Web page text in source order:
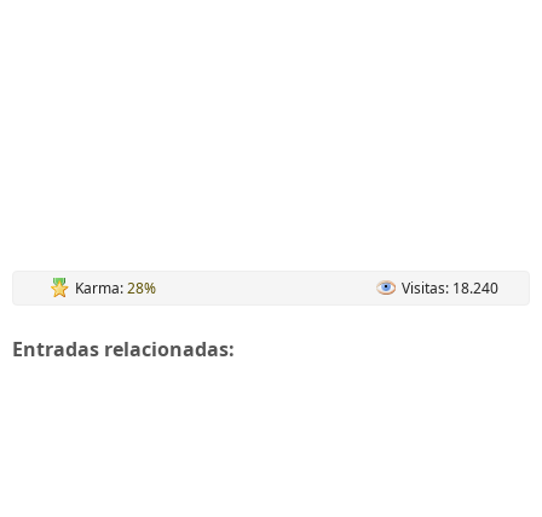
Karma:28% Visitas: 18.240
Entradas relacionadas: